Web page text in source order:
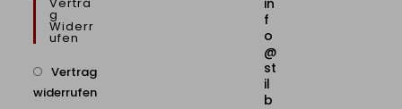
G
Widerr
Ufen
Vertrag
widerrufen
f
o
@
st
il
b